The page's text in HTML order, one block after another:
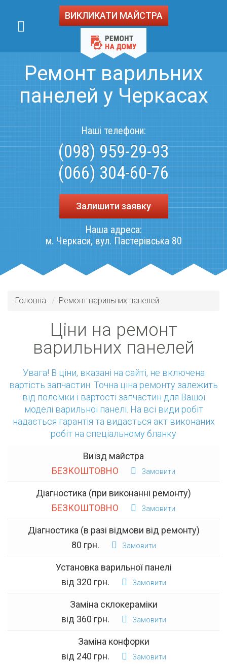
ВИКЛИКАТИ МАЙСТРА
Ремонт варильних
панелей у Черкасах
Наші телефони:
(098) 959-29-93
(066) 304-60-76
Залишити заявку
Наша адреса:
м. Черкаси, вул. Пастерівська 80
Головна Ремонт варильних панелей
Ціни на ремонт
варильних панелей
Увага! В ціни, вказані на сайті, не включена
вартість запчастин. Точна ціна ремонту залежить
від поломки і вартості запчастин для Вашої
моделі варильнoї панелі. На всі види робіт
надається гарантія та видається акт виконаних
робіт на спеціальному бланку
Виїзд майстра
БЕЗКОШТОВНО
Замовити
Діагностика (при виконанні ремонту)
БЕЗКОШТОВНО
Замовити
Діагностика (в разі відмови від ремонту)
80 грн.
Замовити
Установка варильної панелі
від 320 грн.
Замовити
Заміна склокераміки
від 360 грн.
Замовити
Заміна конфорки
від 240 грн.
Замовити